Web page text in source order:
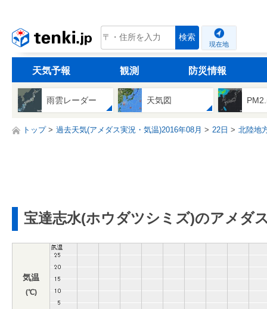
tenki.jp 検索
現在地
天気予報 観測 防災情報
雨雲レーダー 天気図
トップ 過去天気(アメダス実況・気温)2016年08月 22日 北陸地
宝達志水(ホウダツシミズ)のアメダ
気温
(℃)